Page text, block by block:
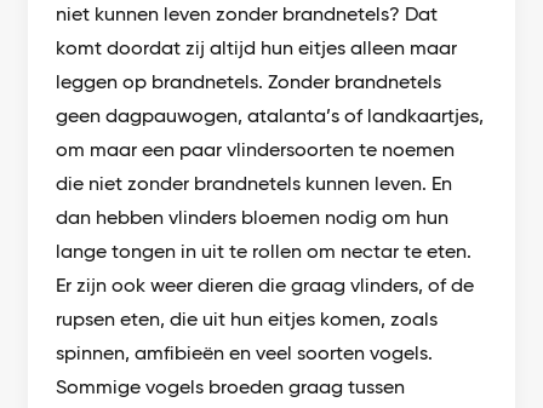
niet kunnen leven zonder brandnetels? Dat
komt doordat zij altijd hun eitjes alleen maar
leggen op brandnetels. Zonder brandnetels
geen dagpauwogen, atalanta’s of landkaartjes,
om maar een paar vlindersoorten te noemen
die niet zonder brandnetels kunnen leven. En
dan hebben vlinders bloemen nodig om hun
lange tongen in uit te rollen om nectar te eten.
Er zijn ook weer dieren die graag vlinders, of de
rupsen eten, die uit hun eitjes komen, zoals
spinnen, amfibieën en veel soorten vogels.
Sommige vogels broeden graag tussen